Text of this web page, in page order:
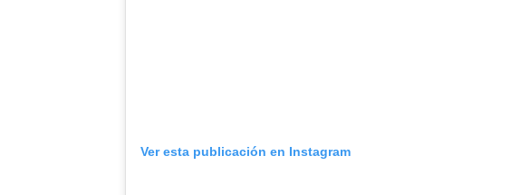
Ver esta publicación en Instagram